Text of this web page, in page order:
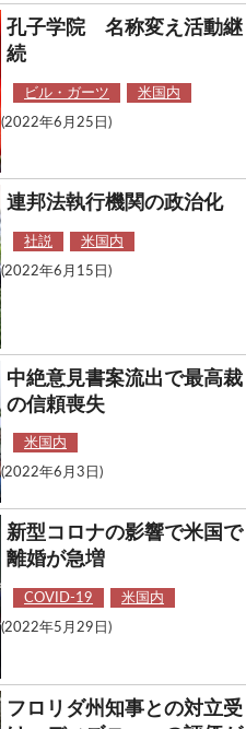
孔子学院 名称変え活動継
続
ビル・ガーツ 米国内
(2022年6月25日)
連邦法執行機関の政治化
社説 米国内
(2022年6月15日)
中絶意見書案流出で最高裁
の信頼喪失
米国内
(2022年6月3日)
新型コロナの影響で米国で
離婚が急増
COVID-19 米国内
(2022年5月29日)
フロリダ州知事との対立受